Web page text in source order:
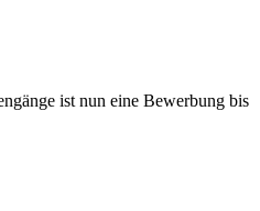
ist nun eine Bewerbung bis